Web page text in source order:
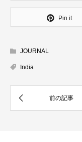
Pin it
JOURNAL
India